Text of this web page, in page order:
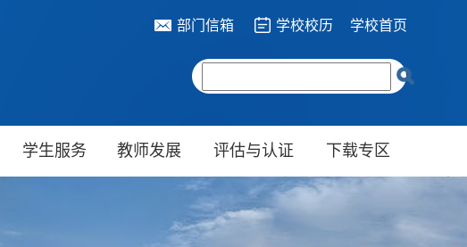
部门信箱 学校校历 学校首页
学生服务 教师发展 评估与认证 下载专区